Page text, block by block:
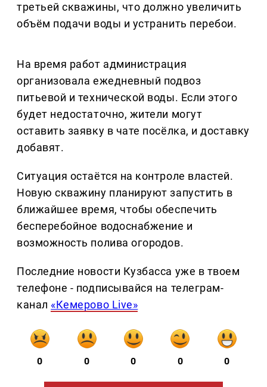
третьей скважины, что должно увеличить
объём подачи воды и устранить перебои.
На время работ администрация
организовала ежедневный подвоз
питьевой и технической воды. Если этого
будет недостаточно, жители могут
оставить заявку в чате посёлка, и доставку
добавят.
Ситуация остаётся на контроле властей.
Новую скважину планируют запустить в
ближайшее время, чтобы обеспечить
бесперебойное водоснабжение и
возможность полива огородов.
Последние новости Кузбасса уже в твоем
телефоне - подписывайся на телеграм-
канал «Кемерово Live»
0 0 0 0 0